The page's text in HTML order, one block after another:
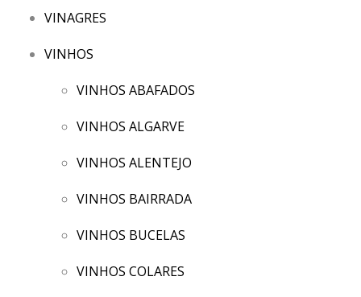
VINAGRES
VINHOS
VINHOS ABAFADOS
VINHOS ALGARVE
VINHOS ALENTEJO
VINHOS BAIRRADA
VINHOS BUCELAS
VINHOS COLARES